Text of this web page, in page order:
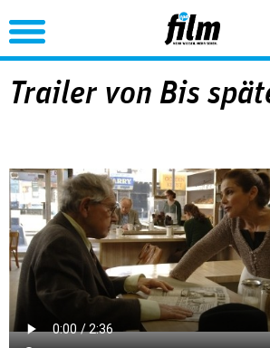
Jump to Navigation
Trailer von Bis